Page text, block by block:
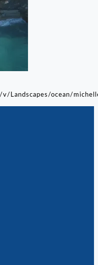
Landscapes/ocean/